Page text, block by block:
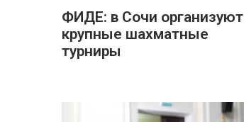
ФИДЕ: в Сочи организуют
крупные шахматные
турниры